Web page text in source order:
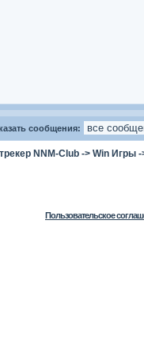
сообщения:
NNM-Club -> Win Игры
Пользовательское